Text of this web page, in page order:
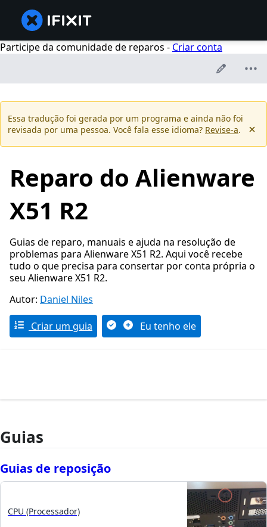
Participe da comunidade de reparos - Criar conta
Essa tradução foi gerada por um programa e ainda não foi
revisada por uma pessoa. Você fala esse idioma? Revise-a.
Reparo do Alienware
X51 R2
Guias de reparo, manuais e ajuda na resolução de
problemas para Alienware X51 R2. Aqui você recebe
tudo o que precisa para consertar por conta própria o
seu Alienware X51 R2.
Autor: Daniel Niles
Criar um guia Eu tenho ele
Guias
Guias de reposição
CPU (Processador)